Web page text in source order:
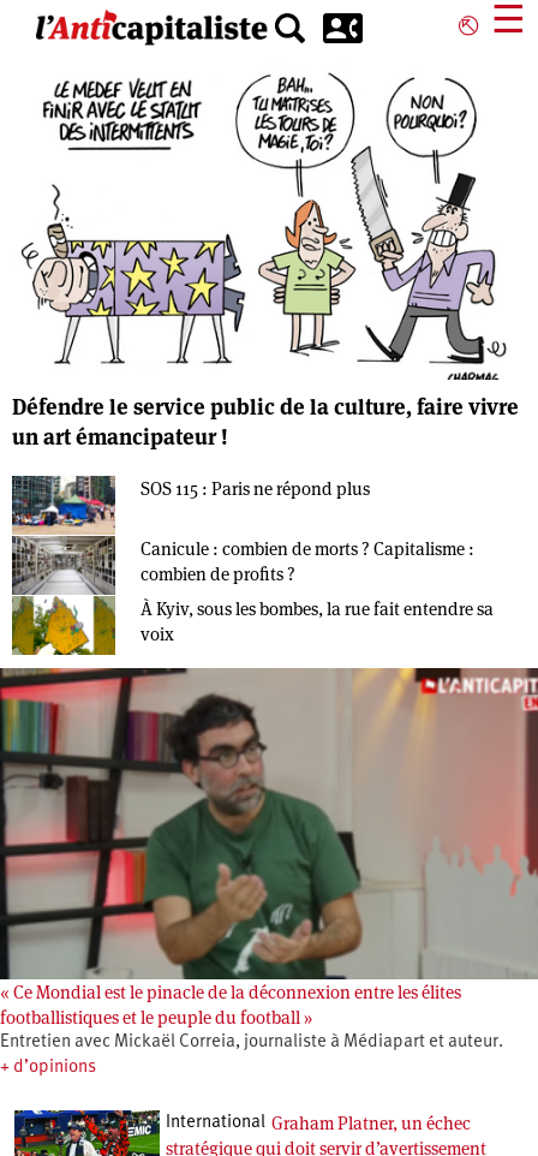
principal
⎋ ☰
Défendre le service public de la culture, faire vivre
un art émancipateur !
SOS 115 : Paris ne répond plus
Canicule : combien de morts ? Capitalisme :
combien de profits ?
À Kyiv, sous les bombes, la rue fait entendre sa
voix
« Ce Mondial est le pinacle de la déconnexion entre les élites
footballistiques et le peuple du football »
Entretien avec Mickaël Correia, journaliste à Médiapart et auteur.
+ d’opinions
International Graham Platner, un échec
stratégique qui doit servir d’avertissement